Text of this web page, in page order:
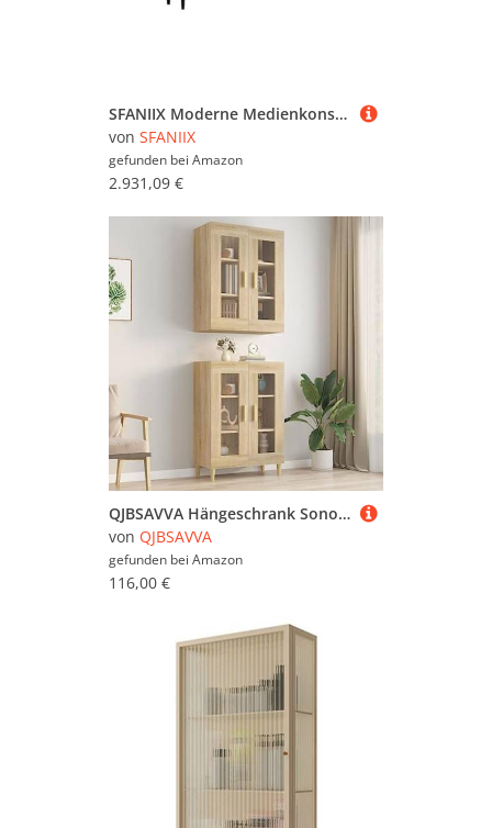
SFANIIX Moderne Medienkonsole 180cm Rustik Vintage Massivholz Vitrinenschrank, Minimalistisches Wohnzimmer Glas-Lagersystem, Hotel- und Wohnmöbel für Wohnzimmer Schlafzimmer
von SFANIIX
gefunden bei Amazon
2.931,09 €
QJBSAVVA Hängeschrank Sonoma-Eiche 69,5x34x90 cm - Küchenschrank & Wohnzimmerschrank aus Holzwerkstoff mit Glas, vielseitiger Stauraum für Küche, Flur oder Wohnzimmer
von QJBSAVVA
gefunden bei Amazon
116,00 €